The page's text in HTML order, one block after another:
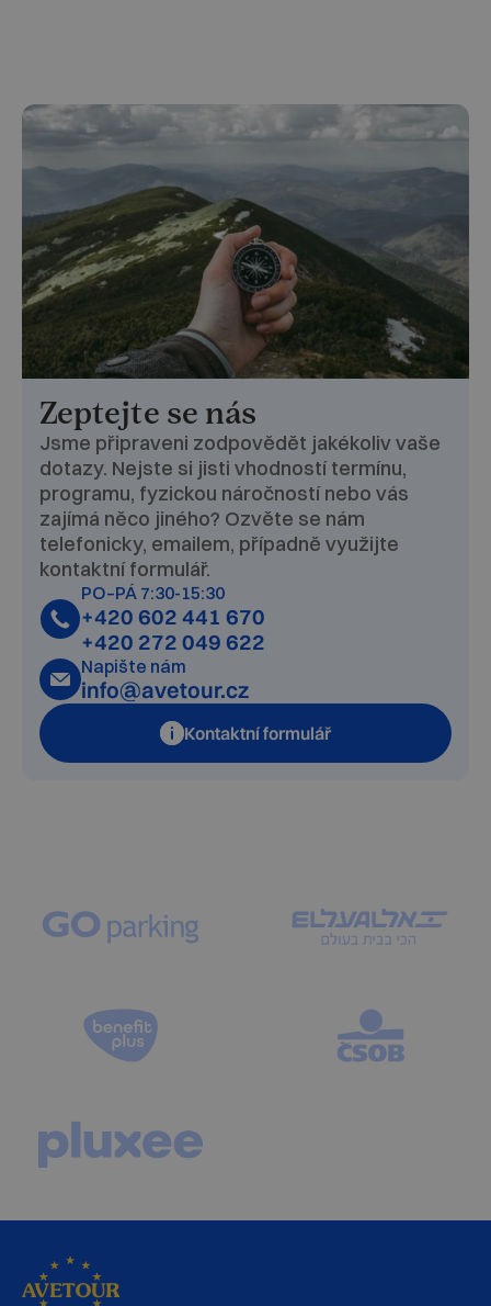
Zeptejte se nás
Jsme připraveni zodpovědět jakékoliv vaše
dotazy. Nejste si jisti vhodností termínu,
programu, fyzickou náročností nebo vás
zajímá něco jiného? Ozvěte se nám
telefonicky, emailem, případně využijte
kontaktní formulář.
PO–PÁ 7:30-15:30
+420 602 441 670
+420 272 049 622
Napište nám
info@avetour.cz
Kontaktní formulář